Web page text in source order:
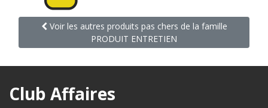
Voir les autres produits pas chers de la famille
PRODUIT ENTRETIEN
Club Affaires